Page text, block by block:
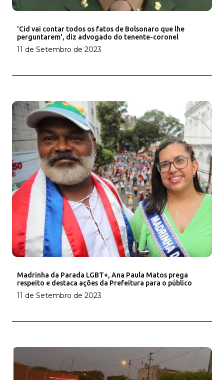
'Cid vai contar todos os fatos de Bolsonaro que lhe
perguntarem', diz advogado do tenente-coronel
11 de Setembro de 2023
Madrinha da Parada LGBT+, Ana Paula Matos prega
respeito e destaca ações da Prefeitura para o público
11 de Setembro de 2023